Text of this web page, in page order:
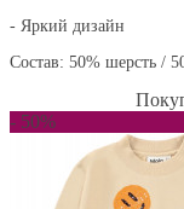
- Яркий дизайн
Состав: 50% шерсть /
- 50%